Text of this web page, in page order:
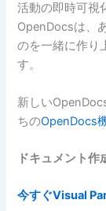
活動の即時可視
OpenDocsは、
のを一緒に作り
す。
新しい
ちのOpenDocs
ドキュメント作
今すぐVisual